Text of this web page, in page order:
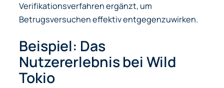
Verifikationsverfahren ergänzt, um
Betrugsversuchen effektiv entgegenzuwirken.
Beispiel: Das
Nutzererlebnis bei Wild
Tokio